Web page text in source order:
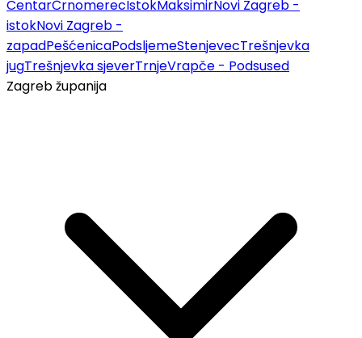
CentarČrnomerecIstokMaksimirNovi Zagreb -
istokNovi Zagreb -
zapadPešćenicaPodsljemeStenjevecTrešnjevka
jugTrešnjevka sjeverTrnjeVrapče - Podsused
Zagreb županija